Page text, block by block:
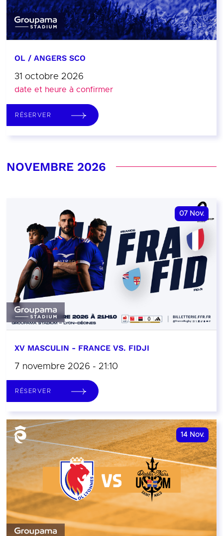
OL / ANGERS SCO
31 octobre 2026
date et heure à confirmer
RÉSERVER
NOVEMBRE 2026
07 Nov.
XV MASCULIN - FRANCE VS. FIDJI
7 novembre 2026 - 21:10
RÉSERVER
14 Nov.